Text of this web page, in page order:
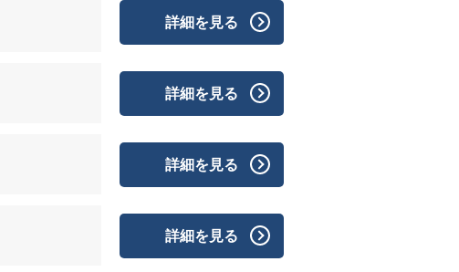
詳細を見る
詳細を見る
詳細を見る
詳細を見る